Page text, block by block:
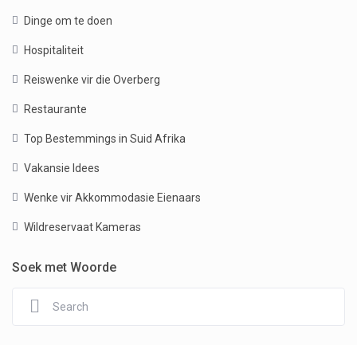
Dinge om te doen
Hospitaliteit
Reiswenke vir die Overberg
Restaurante
Top Bestemmings in Suid Afrika
Vakansie Idees
Wenke vir Akkommodasie Eienaars
Wildreservaat Kameras
Soek met Woorde